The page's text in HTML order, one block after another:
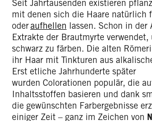
Seit Jahrtausenden existieren
mit denen sich die Haare natürlich
oderaufhellen lassen. Schon in der
Extrakte der Brautmyrte verwendet,
schwarz zu färben. Die alten
ihr Haar mit Tinkturen aus
Erst etliche Jahrhunderte später
wurden Colorationen populär, die
Inhaltsstoffen basieren und dank
die gewünschten Farbergebnisse
einiger Zeit – ganz im Zeichen von